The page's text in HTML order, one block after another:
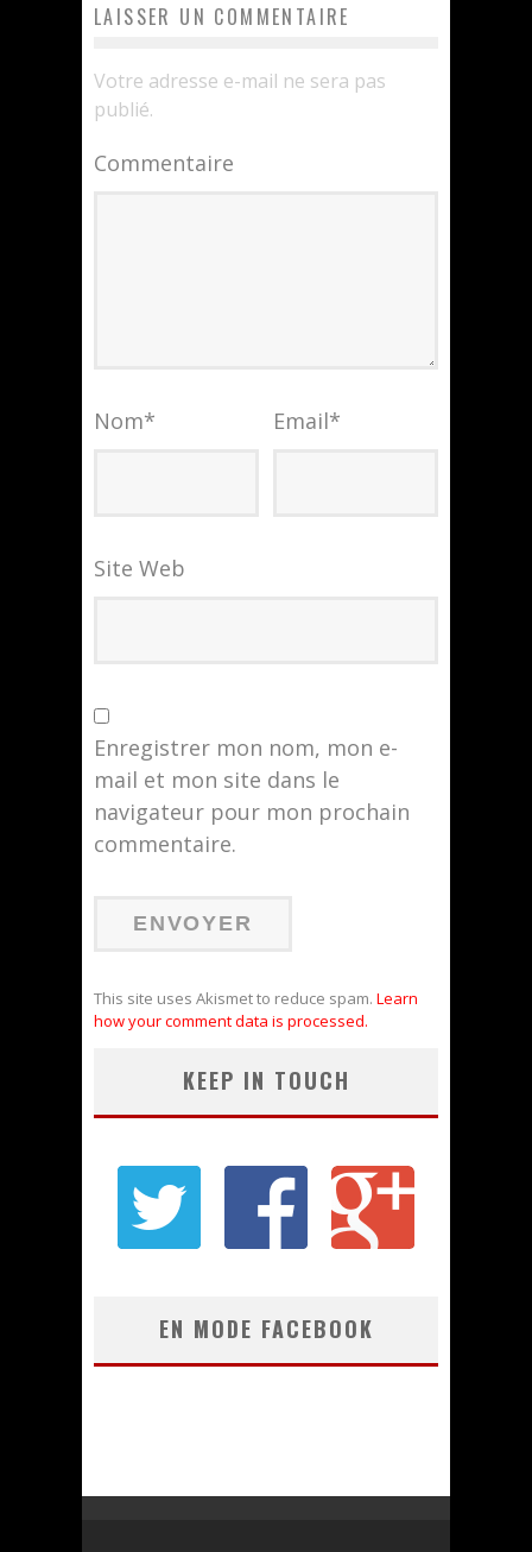
LAISSER UN COMMENTAIRE
Votre adresse e-mail ne sera pas
publié.
Commentaire
Nom* Email*
Site Web
Enregistrer mon nom, mon e-
mail et mon site dans le
navigateur pour mon prochain
commentaire.
This site uses Akismet to reduce spam. Learn
how your comment data is processed.
KEEP IN TOUCH
EN MODE FACEBOOK